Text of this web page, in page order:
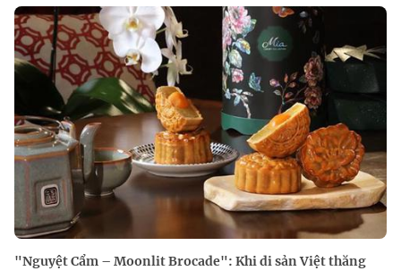
"Nguyệt Cẩm – Moonlit Brocade": Khi di sản Việt thăng